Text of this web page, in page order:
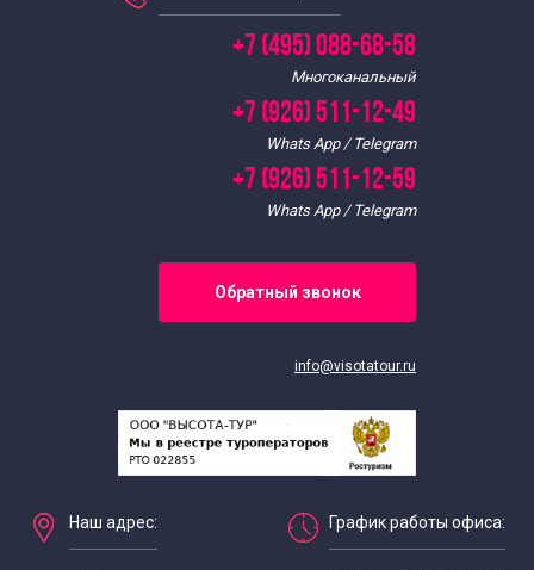
Экскурсии для школьников в марте
Экскурсии для школьников в ноябре
Экскурсии для школьников в октябре
Экскурсии в особняки Москвы
Экскурсии в парки Москвы
Экскурсии для школьников на майские праздники
+7 (495) 088-68-58
Многоканальный
+7 (926) 511-12-49
Whats App / Telegram
+7 (926) 511-12-59
Whats App / Telegram
Обратный звонок
info@visotatour.ru
Наш адрес: График работы офиса: